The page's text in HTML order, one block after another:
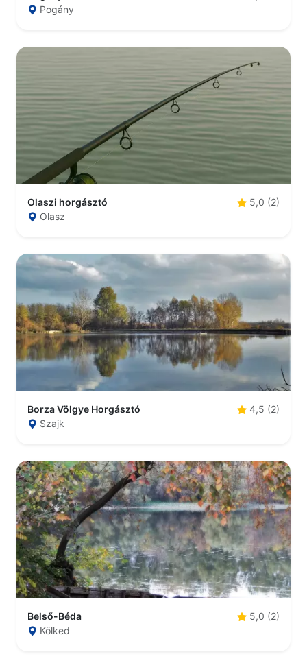
Pogány
Olaszi horgásztó
5,0 (2)
Olasz
Borza Völgye Horgásztó
4,5 (2)
Szajk
Belső-Béda
5,0 (2)
Kölked